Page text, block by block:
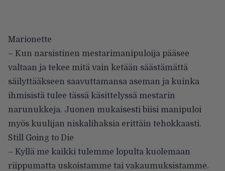
Marionette
– Kun narsistinen mestarimanipuloija pääsee
valtaan ja tekee mitä vain ketään säästämättä
säilyttääkseen saavuttamansa aseman ja kuinka
ihmisistä tulee tässä käsittelyssä mestarin
narunukkeja. Juonen mukaisesti biisi manipuloi
myös kuulijan niskalihaksia erittäin tehokkaasti.
Still Going to Die
– Kyllä me kaikki tulemme lopulta kuolemaan
riippumatta uskoistamme tai vakaumuksistamme.